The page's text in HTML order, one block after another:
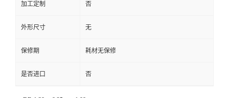
加工定制 否
外形尺寸 无
保修期 耗材无保修
是否进口 否